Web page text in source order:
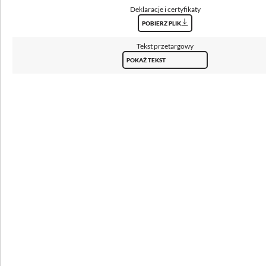
Deklaracje i certyfikaty
POBIERZ PLIK
Tekst przetargowy
POKAŻ TEKST